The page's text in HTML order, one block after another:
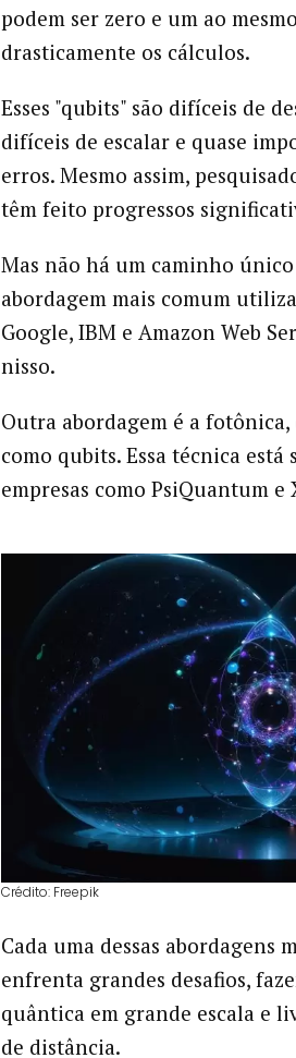
podem ser zero e um ao
drasticamente os cálculos.
Esses "qubits" são difíceis de
difíceis de escalar e quase
erros. Mesmo assim,
têm feito progressos
Mas não há um caminho
abordagem mais comum
Google, IBM e Amazon Web
nisso.
Outra abordagem é a
como qubits. Essa técnica
empresas como PsiQuantum e
Crédito: Freepik
Cada uma dessas abordagens
enfrenta grandes desafios,
quântica em grande escala e
de distância.